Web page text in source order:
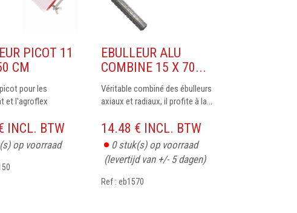
PICOT 11
CM
pour les
et l'agroflex
INCL. BTW
op voorraad
EBULLEUR ALU
COMBINE 15 X 70...
Véritable combiné des ébulleurs
axiaux et radiaux, il profite à la...
14.48 € INCL. BTW
0stuk(s) op voorraad
(levertijd van +/- 5 dagen)
Ref : eb1570